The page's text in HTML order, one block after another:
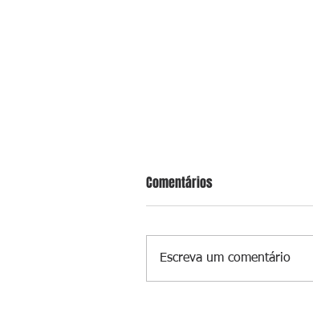
Comentários
Escreva um comentário